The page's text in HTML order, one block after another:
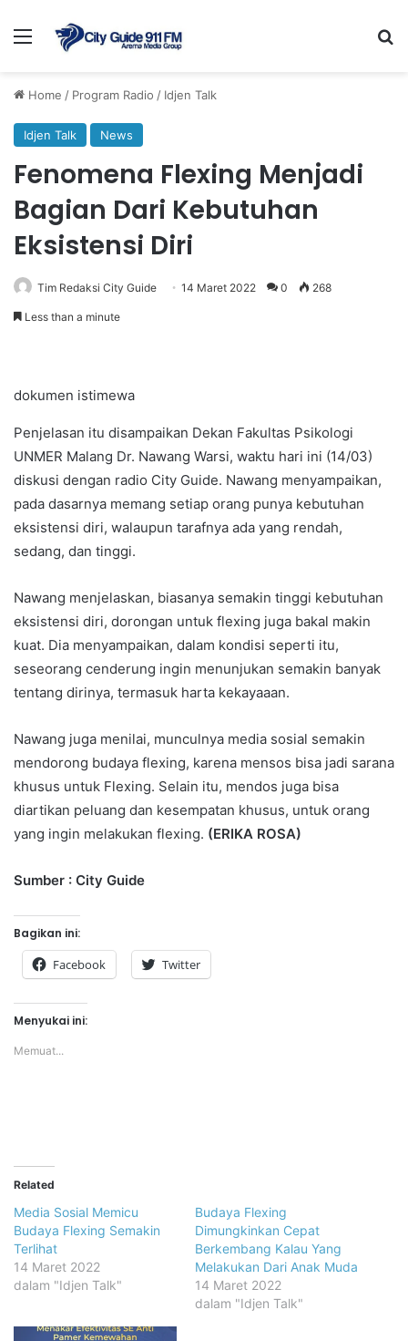
Menu
Home / Program Radio / Idjen Talk
Idjen Talk News
Fenomena Flexing Menjadi
Bagian Dari Kebutuhan
Eksistensi Diri
Tim Redaksi City Guide 14 Maret 2022 0 268
Less than a minute
dokumen istimewa
Penjelasan itu disampaikan Dekan Fakultas Psikologi
UNMER Malang Dr. Nawang Warsi, waktu hari ini (14/03)
diskusi dengan radio City Guide. Nawang menyampaikan,
pada dasarnya memang setiap orang punya kebutuhan
eksistensi diri, walaupun tarafnya ada yang rendah,
sedang, dan tinggi.
Nawang menjelaskan, biasanya semakin tinggi kebutuhan
eksistensi diri, dorongan untuk flexing juga bakal makin
kuat. Dia menyampaikan, dalam kondisi seperti itu,
seseorang cenderung ingin menunjukan semakin banyak
tentang dirinya, termasuk harta kekayaaan.
Nawang juga menilai, munculnya media sosial semakin
mendorong budaya flexing, karena mensos bisa jadi sarana
khusus untuk Flexing. Selain itu, mendos juga bisa
diartikan peluang dan kesempatan khusus, untuk orang
yang ingin melakukan flexing. (ERIKA ROSA)
Sumber : City Guide
Bagikan ini:
Facebook Twitter
Menyukai ini:
Memuat...
Related
Media Sosial Memicu
Budaya Flexing Semakin
Terlihat
14 Maret 2022
dalam "Idjen Talk"
Budaya Flexing
Dimungkinkan Cepat
Berkembang Kalau Yang
Melakukan Dari Anak Muda
14 Maret 2022
dalam "Idjen Talk"